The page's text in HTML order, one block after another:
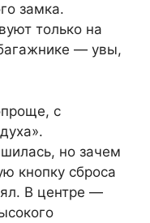
замка.
только на
— увы,
с
но зачем
кнопку сброса
В центре —